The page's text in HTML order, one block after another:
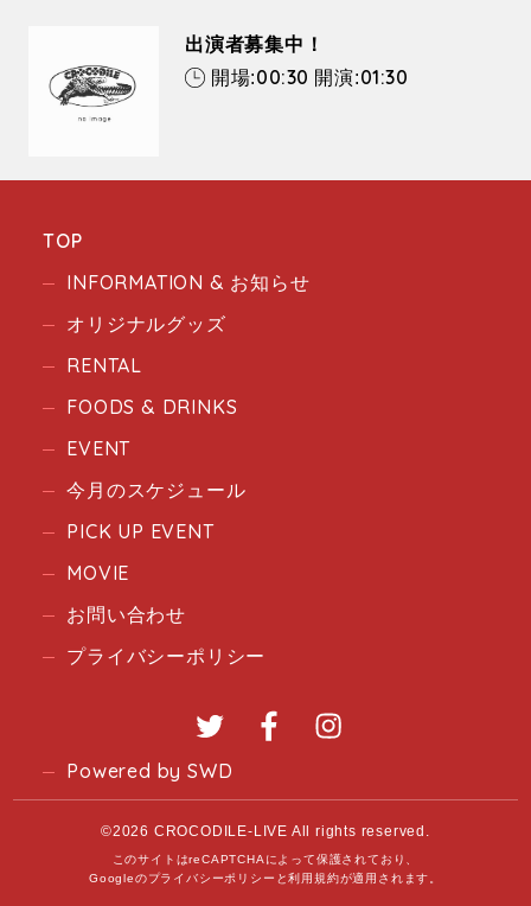
出演者募集中！
開場:00:30 開演:01:30
TOP
INFORMATION & お知らせ
オリジナルグッズ
RENTAL
FOODS & DRINKS
EVENT
今月のスケジュール
PICK UP EVENT
MOVIE
お問い合わせ
プライバシーポリシー
Twitter Facebook
Powered by SWD
©2026 CROCODILE-LIVE All rights reserved.
このサイトはreCAPTCHAによって保護されており、
Googleのプライバシーポリシー と利用規約が適用されます。